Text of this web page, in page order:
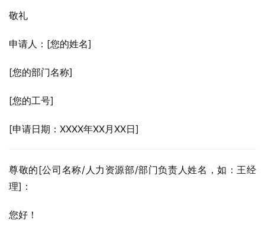
敬礼
申请人：[您的姓名]
[您的部门名称]
[您的工号]
[申请日期：XXXX年XX月XX日]
尊敬的[公司名称/人力资源部/部门负责人姓名，如：王经
理]：
您好！